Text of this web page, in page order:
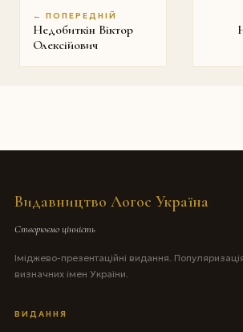
← ПОПЕРЕДНІЙ
Недобиткін Віктор
Олексійович
Видавництво Логос Україна
Створюємо цінність
Іміджево-презентаційні видання. Популяризація
визначних імен України.
ВИДАННЯ